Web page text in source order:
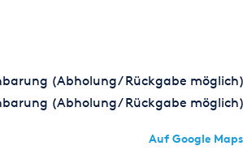
(Abholung/ Rückgabe möglich)
(Abholung/ Rückgabe möglich)
Auf Google